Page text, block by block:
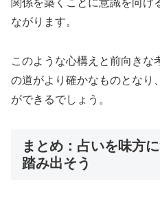
関係を築くことに意識を向け
ながります。
このような心構えと前向きな
の道がより確かなものとなり
ができるでしょう。
まとめ：占いを味方
踏み出そう